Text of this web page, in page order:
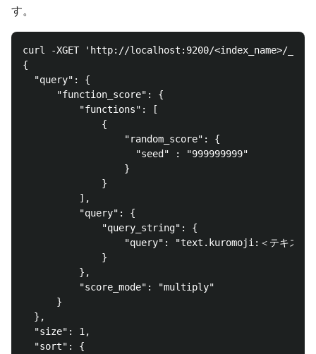
す。
curl -XGET 'http://localhost:9200/<index_name>/
{
  "query": {
      "function_score": {
          "functions": [
              {
                  "random_score": {
                    "seed" : "999999999"
                  }
              }
          ],
          "query": {
              "query_string": {
"query": "text.kuromoji:＜テキスト
              }
          },
          "score_mode": "multiply"
      }
  },
  "size": 1,
  "sort": {